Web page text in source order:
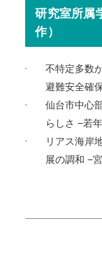
研究室所属
作）
不特定多数
避難安全確
仙台市中心
らしさ −若
リアス海岸
展の調和 −